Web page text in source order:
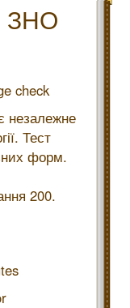
ЗНО
check
незалежне
Тест
форм.
200.